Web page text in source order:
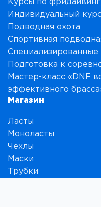
Индивидуальный
Подводная охота
Спортивная
Специализированные
Подготовка к
Мастер-класс «DNF
эффективного
Магазин
Ласты
Моноласты
Чехлы
Маски
Трубки